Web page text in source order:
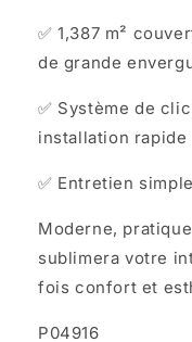
✅ 1,387 m²
de grande
✅ Système de
installation rapide
✅ Entretien
Moderne,
sublimera votre
fois confort et
P04916